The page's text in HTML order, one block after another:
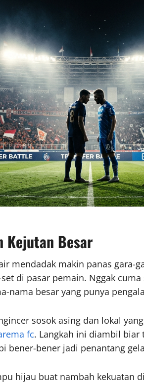
Kejutan Besar
mendadak makin panas gara-
di pasar pemain. Nggak
nama besar yang punya
sosok asing dan lokal
fc. Langkah ini diambil biar
bener-bener jadi penantang
hijau buat nambah kekuatan